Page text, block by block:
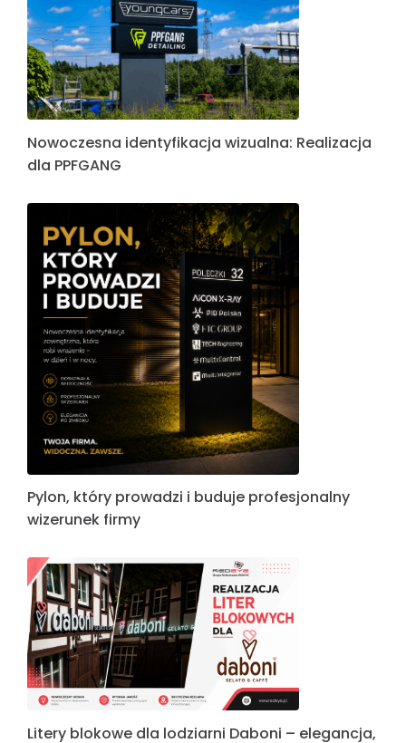
Nowoczesna identyfikacja wizualna: Realizacja
dla PPFGANG
Pylon, który prowadzi i buduje profesjonalny
wizerunek firmy
Litery blokowe dla lodziarni Daboni – elegancja,